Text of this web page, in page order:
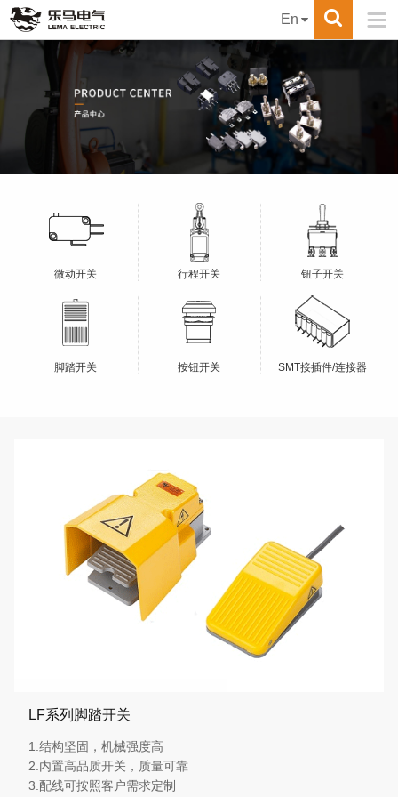

En
微动开关 行程开关 钮子开关
脚踏开关 按钮开关 SMT接插件/连接器
LF系列脚踏开关
1.结构坚固，机械强度高
2.内置高品质开关，质量可靠
3.配线可按照客户需求定制